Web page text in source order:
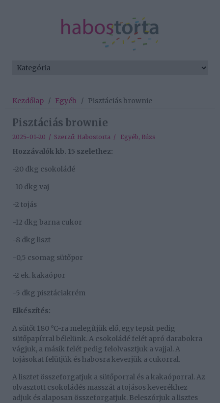
Kezdőlap / Egyéb / Pisztáciás brownie
Pisztáciás brownie
2025-01-20 / Szerző: Habostorta / Egyéb, Rúzs
Hozzávalók kb. 15 szelethez:
-20 dkg csokoládé
-10 dkg vaj
-2 tojás
-12 dkg barna cukor
-8 dkg liszt
-0,5 csomag sütőpor
-2 ek. kakaópor
-5 dkg pisztáciakrém
Elkészítés:
A sütőt 180 °C-ra melegítjük elő, egy tepsit pedig
sütőpapírral bélelünk. A csokoládé felét apró darabokra
vágjuk, a másik felét pedig felolvasztjuk a vajjal. A
tojásokat felütjük és habosra keverjük a cukorral.
A lisztet összeforgatjuk a sütőporral és a kakaóporral. Az
olvasztott csokoládés masszát a tojásos keverékhez
adjuk és alaposan összeforgatjuk. Beleszórjuk a lisztes